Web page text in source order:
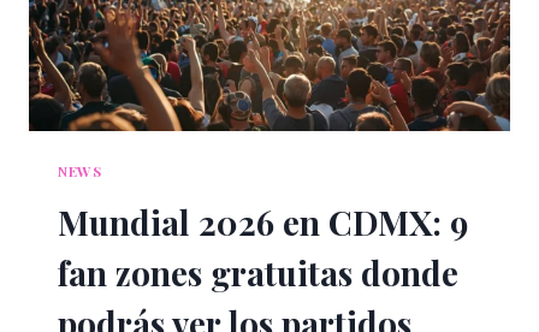
FRANCESA
NEWS
Mundial 2026 en CDMX: 9
fan zones gratuitas donde
podrás ver los partidos